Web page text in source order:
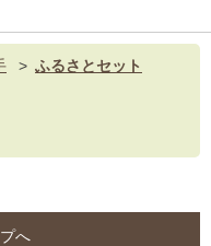
> ふるさとセット
へ